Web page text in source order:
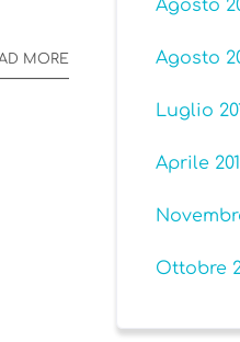
MORE
Agosto
Agosto
Luglio
Aprile
Ottobre